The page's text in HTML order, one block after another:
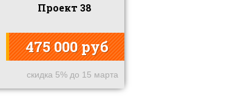
Проект 38
475 000 руб
скидка 5% до 15 марта